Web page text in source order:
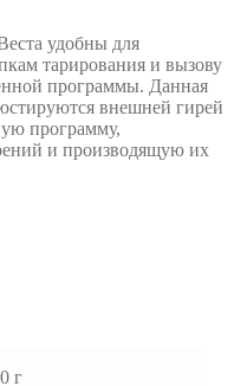
удобны для
тарирования и вызову
программы. Данная
внешней гирей
программу,
и производящую их
г